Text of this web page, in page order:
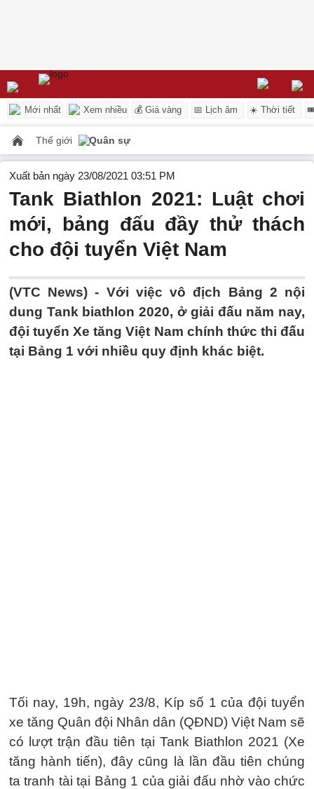
Mới nhất Xem nhiều 💰 Giá vàng 📅 Lịch âm ☀️ Thời tiết
Thế giới Quân sự
Xuất bản ngày 23/08/2021 03:51 PM
Tank Biathlon 2021: Luật chơi
mới, bảng đấu đầy thử thách
cho đội tuyển Việt Nam
(VTC News) - Với việc vô địch Bảng 2 nội
dung Tank biathlon 2020, ở giải đấu năm nay,
đội tuyển Xe tăng Việt Nam chính thức thi đấu
tại Bảng 1 với nhiều quy định khác biệt.
Tối nay, 19h, ngày 23/8, Kíp số 1 của đội tuyển
xe tăng Quân đội Nhân dân (QĐND) Việt Nam sẽ
có lượt trận đầu tiên tại Tank Biathlon 2021 (Xe
tăng hành tiến), đây cũng là lần đầu tiên chúng
ta tranh tài tại Bảng 1 của giải đấu nhờ vào chức